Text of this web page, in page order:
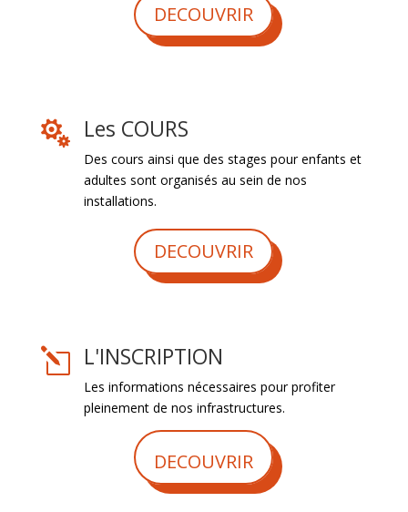
DECOUVRIR
 Les COURS
Des cours ainsi que des stages pour enfants et
adultes sont organisés au sein de nos
installations.
DECOUVRIR
l L'INSCRIPTION
Les informations nécessaires pour profiter
pleinement de nos infrastructures.
DECOUVRIR